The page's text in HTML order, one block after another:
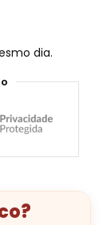
dia.